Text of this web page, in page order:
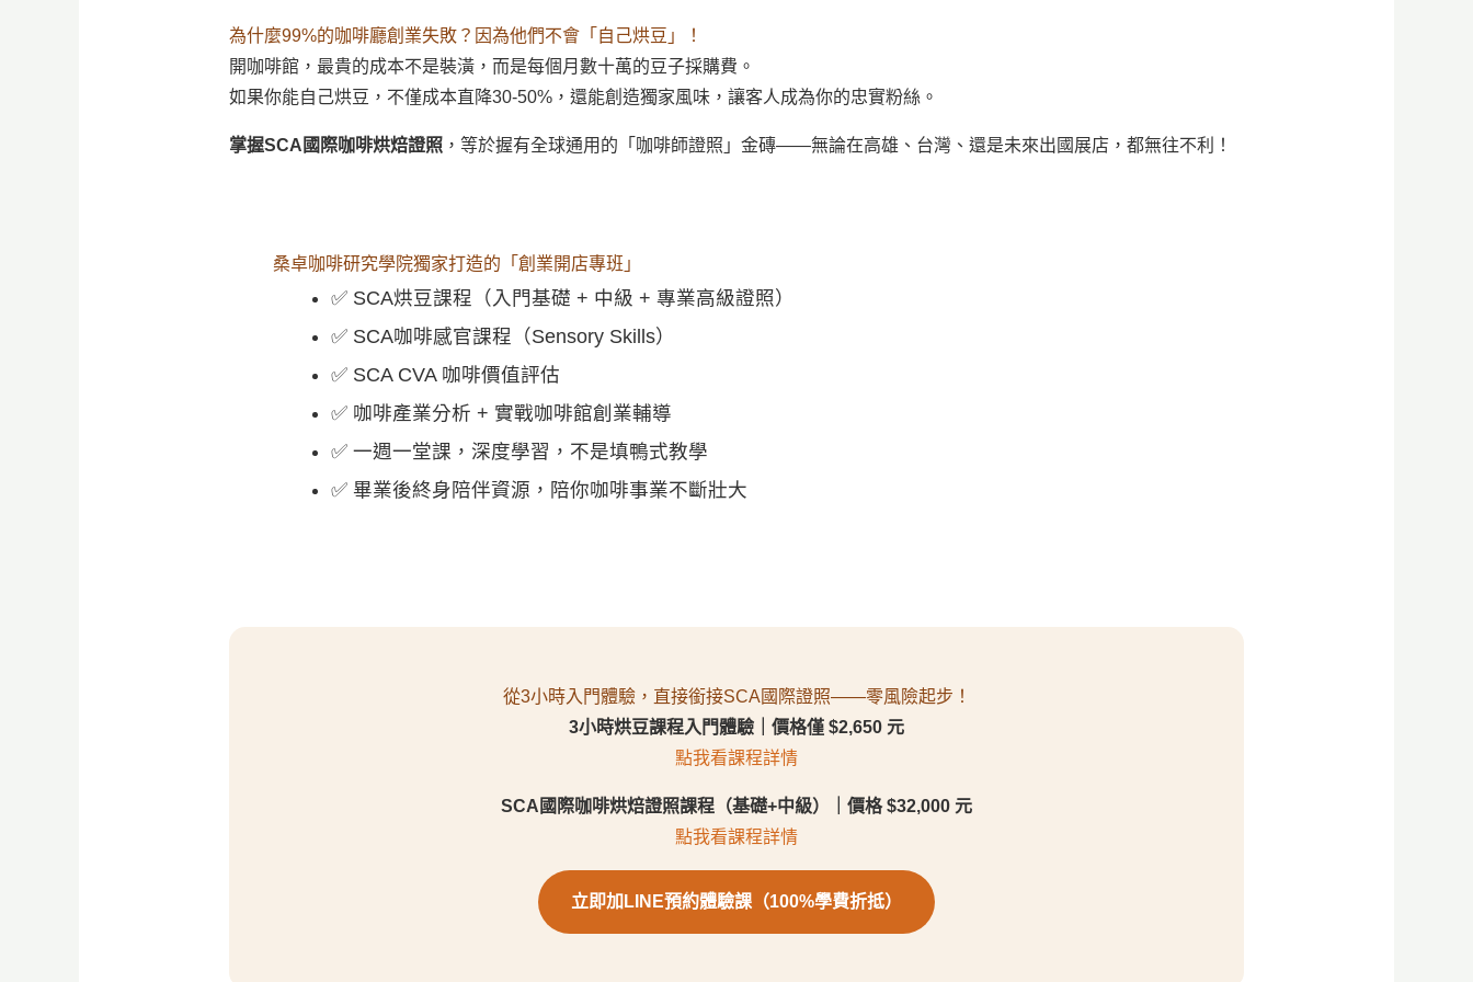
為什麼99%的咖啡廳創業失敗？因為他們不會「自己烘豆」！
開咖啡館，最貴的成本不是裝潢，而是每個月數十萬的豆子採購費。
如果你能自己烘豆，不僅成本直降30-50%，還能創造獨家風味，讓客人成為你的忠實粉絲。
掌握SCA國際咖啡烘焙證照，等於握有全球通用的「咖啡師證照」金磚——無論在高雄、台灣、還是未來出國展店，都無往不利！
桑卓咖啡研究學院獨家打造的「創業開店專班」
✅ SCA烘豆課程（入門基礎 + 中級 + 專業高級證照）
✅ SCA咖啡感官課程（Sensory Skills）
✅ SCA CVA 咖啡價值評估
✅ 咖啡產業分析 + 實戰咖啡館創業輔導
✅ 一週一堂課，深度學習，不是填鴨式教學
✅ 畢業後終身陪伴資源，陪你咖啡事業不斷壯大
從3小時入門體驗，直接銜接SCA國際證照——零風險起步！
3小時烘豆課程入門體驗｜價格僅 $2,650 元
點我看課程詳情
SCA國際咖啡烘焙證照課程（基礎+中級）｜價格 $32,000 元
點我看課程詳情
立即加LINE預約體驗課（100%學費折抵）